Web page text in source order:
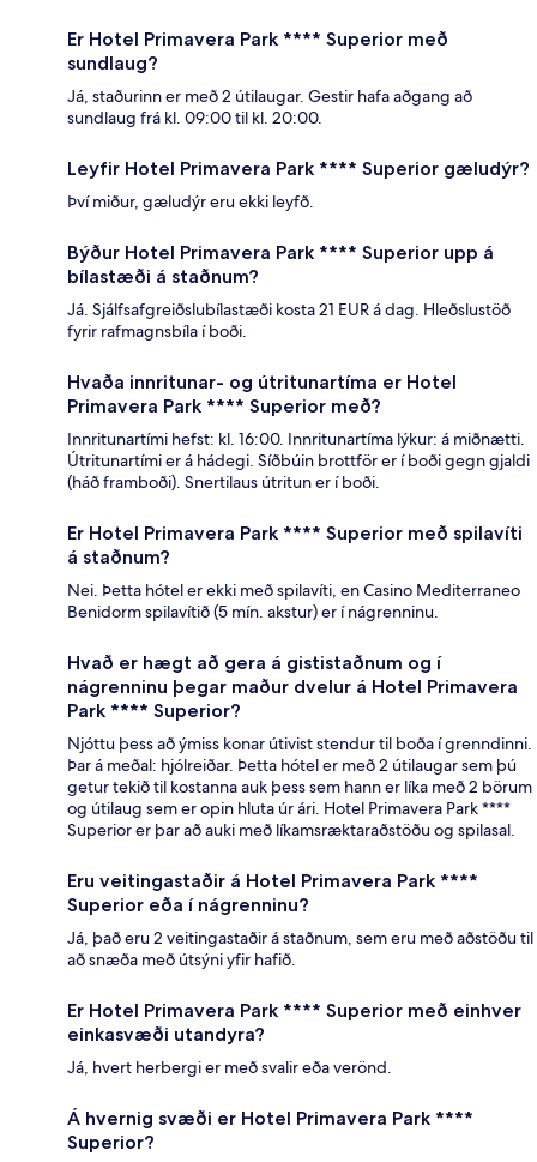
Er Hotel Primavera Park **** Superior með
sundlaug?
Já, staðurinn er með 2 útilaugar. Gestir hafa aðgang að
sundlaug frá kl. 09:00 til kl. 20:00.
Leyfir Hotel Primavera Park **** Superior gæludýr?
Því miður, gæludýr eru ekki leyfð.
Býður Hotel Primavera Park **** Superior upp á
bílastæði á staðnum?
Já. Sjálfsafgreiðslubílastæði kosta 21 EUR á dag. Hleðslustöð
fyrir rafmagnsbíla í boði.
Hvaða innritunar- og útritunartíma er Hotel
Primavera Park **** Superior með?
Innritunartími hefst: kl. 16:00. Innritunartíma lýkur: á miðnætti.
Útritunartími er á hádegi. Síðbúin brottför er í boði gegn gjaldi
(háð framboði). Snertilaus útritun er í boði.
Er Hotel Primavera Park **** Superior með spilavíti
á staðnum?
Nei. Þetta hótel er ekki með spilavíti, en Casino Mediterraneo
Benidorm spilavítið (5 mín. akstur) er í nágrenninu.
Hvað er hægt að gera á gististaðnum og í
nágrenninu þegar maður dvelur á Hotel Primavera
Park **** Superior?
Njóttu þess að ýmiss konar útivist stendur til boða í grenndinni.
Þar á meðal: hjólreiðar. Þetta hótel er með 2 útilaugar sem þú
getur tekið til kostanna auk þess sem hann er líka með 2 börum
og útilaug sem er opin hluta úr ári. Hotel Primavera Park ****
Superior er þar að auki með líkamsræktaraðstöðu og spilasal.
Eru veitingastaðir á Hotel Primavera Park ****
Superior eða í nágrenninu?
Já, það eru 2 veitingastaðir á staðnum, sem eru með aðstöðu til
að snæða með útsýni yfir hafið.
Er Hotel Primavera Park **** Superior með einhver
einkasvæði utandyra?
Já, hvert herbergi er með svalir eða verönd.
Á hvernig svæði er Hotel Primavera Park ****
Superior?